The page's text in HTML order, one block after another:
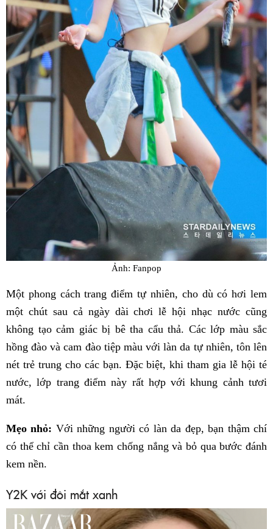
Ảnh: Fanpop
Một phong cách trang điểm tự nhiên, cho dù có hơi lem
một chút sau cả ngày dài chơi lễ hội nhạc nước cũng
không tạo cảm giác bị bê tha cẩu thả. Các lớp màu sắc
hồng đào và cam đào tiệp màu với làn da tự nhiên, tôn lên
nét trẻ trung cho các bạn. Đặc biệt, khi tham gia lễ hội té
nước, lớp trang điểm này rất hợp với khung cảnh tươi
mát.
Mẹo nhỏ: Với những người có làn da đẹp, bạn thậm chí
có thể chỉ cần thoa kem chống nắng và bỏ qua bước đánh
kem nền.
Y2K với đôi mắt xanh